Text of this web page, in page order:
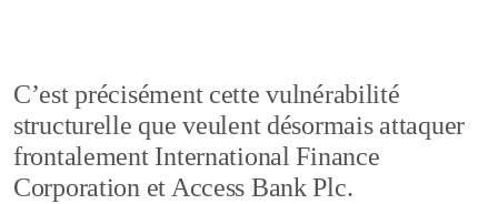
C’est précisément cette vulnérabilité
structurelle que veulent désormais attaquer
frontalement International Finance
Corporation et Access Bank Plc.